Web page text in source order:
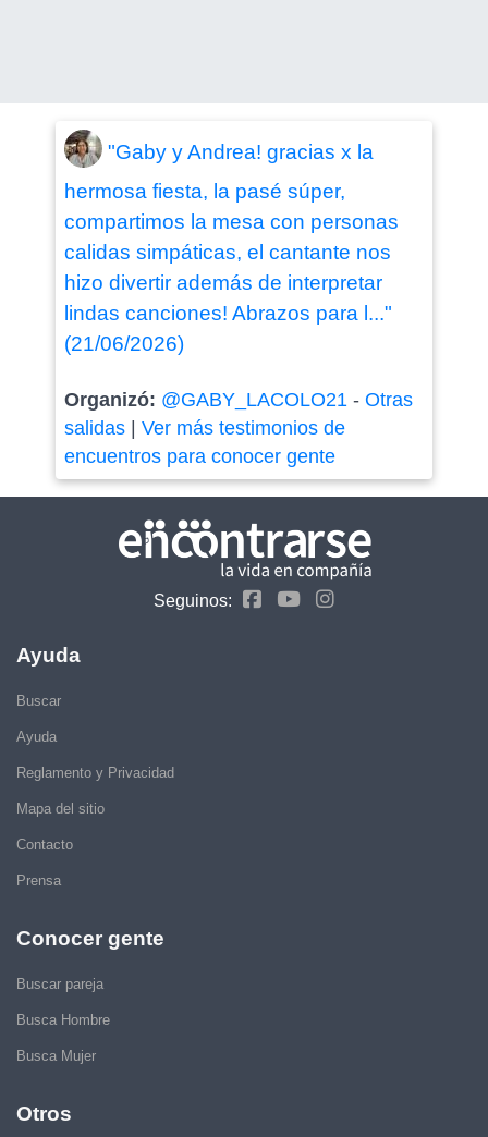
"Gaby y Andrea! gracias x la
hermosa fiesta, la pasé súper,
compartimos la mesa con personas
calidas simpáticas, el cantante nos
hizo divertir además de interpretar
lindas canciones! Abrazos para l..."
(21/06/2026)
Organizó: @GABY_LACOLO21- Otras
salidas| Ver más testimonios de
encuentros para conocer gente
Seguinos:
Ayuda
Buscar
Ayuda
Reglamento y Privacidad
Mapa del sitio
Contacto
Prensa
Conocer gente
Buscar pareja
Busca Hombre
Busca Mujer
Otros